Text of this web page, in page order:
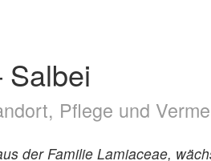
Salbei
Pflege und
der Familie Lamiaceae,